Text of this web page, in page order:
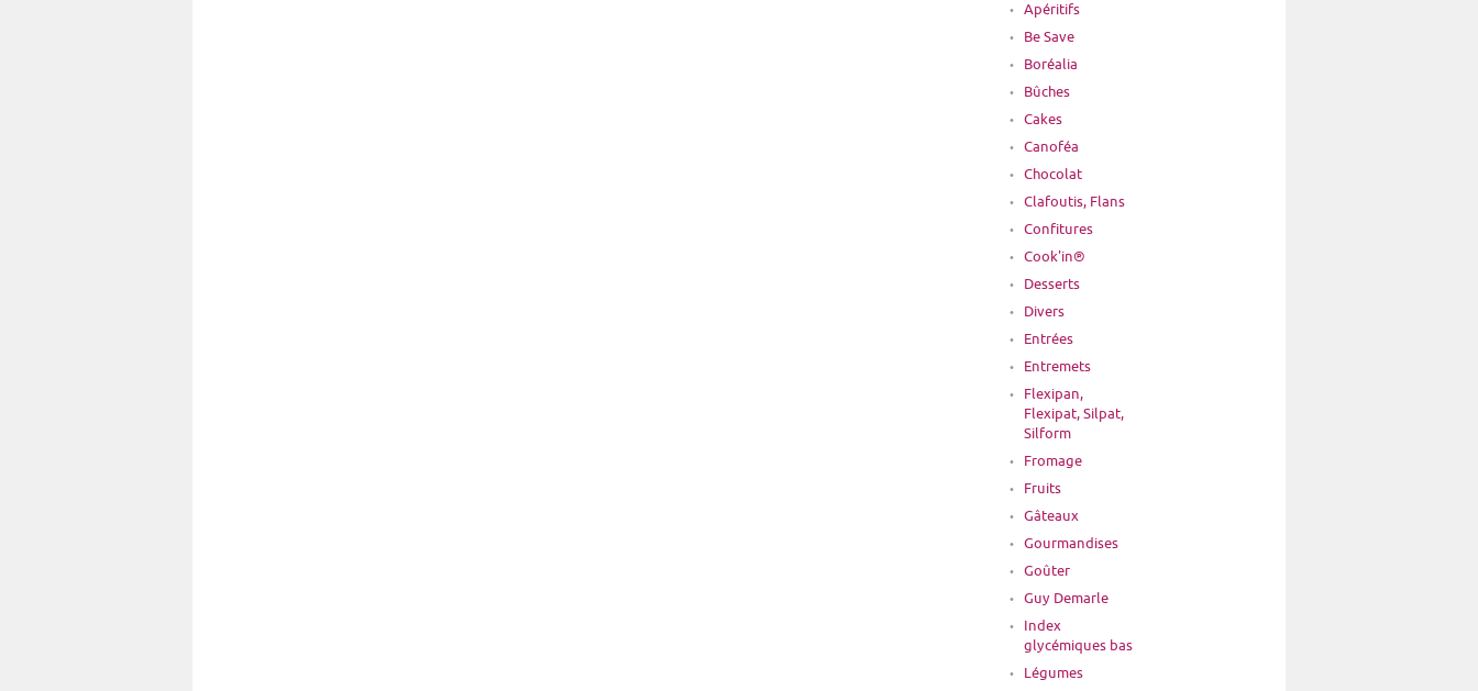
Apéritifs
Be Save
Boréalia
Bûches
Cakes
Canoféa
Chocolat
Clafoutis, Flans
Confitures
Cook'in®
Desserts
Divers
Entrées
Entremets
Flexipan,
Flexipat, Silpat,
Silform
Fromage
Fruits
Gâteaux
Gourmandises
Goûter
Guy Demarle
Index
glycémiques bas
Légumes